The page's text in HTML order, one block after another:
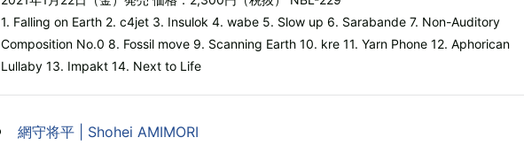
1. Falling on Earth 2. c4jet 3. Insulok 4. wabe 5. Slow up 6. Sarabande 7. Non-Auditory
Composition No.0 8. Fossil move 9. Scanning Earth 10. kre 11. Yarn Phone 12. Aphorican
Lullaby 13. Impakt 14. Next to Life
網守将平 | Shohei AMIMORI